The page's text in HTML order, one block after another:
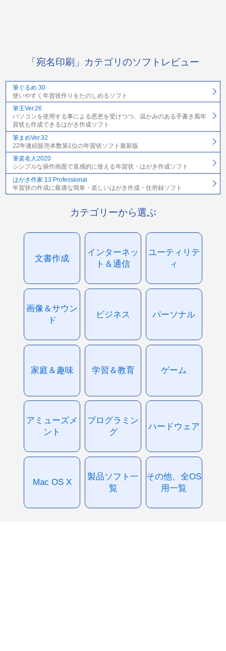
「宛名印刷」カテゴリのソフトレビュー
筆ぐるめ 30
使いやすく年賀状作りをたのしめるソフト
筆王Ver.26
パソコンを使用する事による恩恵を受けつつ、温かみのある手書き風年
賀状も作成できるはがき作成ソフト
筆まめVer.32
22年連続販売本数第1位の年賀状ソフト最新版
筆楽名人2020
シンプルな操作画面で直感的に使える年賀状・はがき作成ソフト
はがき作家 13 Professional
年賀状の作成に最適な簡単・楽しいはがき作成・住所録ソフト
カテゴリーから選ぶ
文書作成
インターネッ
ト＆通信
ユーティリテ
ィ
画像＆サウン
ド
ビジネス パーソナル
家庭＆趣味 学習＆教育 ゲーム
アミューズメ
ント
プログラミン
グ
ハードウェア
Mac OS X
製品ソフト一
覧
その他、全OS
用一覧